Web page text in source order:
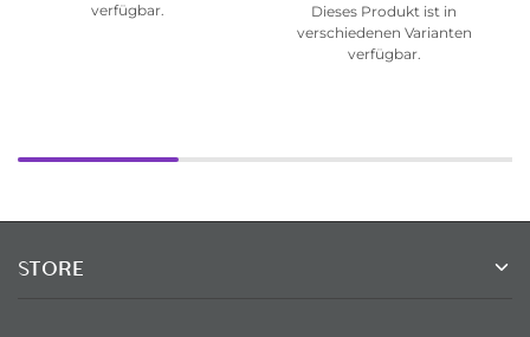
verfügbar.
Dieses Produkt ist in
verschiedenen Varianten
verfügbar.
STORE